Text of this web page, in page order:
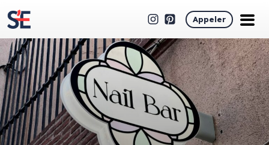
Appeler